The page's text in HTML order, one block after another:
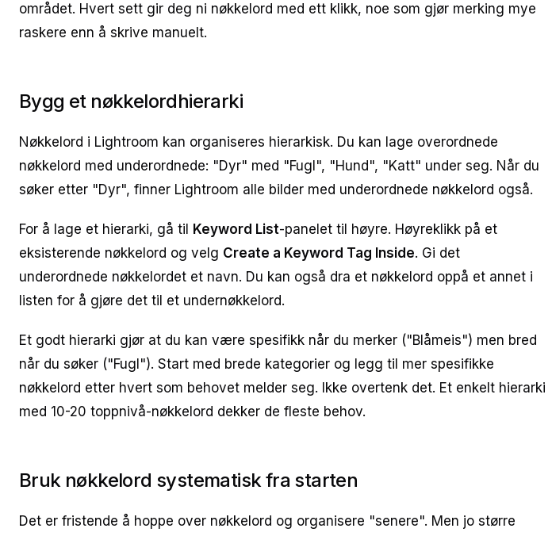
området. Hvert sett gir deg ni nøkkelord med ett klikk, noe som gjør merking mye
raskere enn å skrive manuelt.
Bygg et nøkkelordhierarki
Nøkkelord i Lightroom kan organiseres hierarkisk. Du kan lage overordnede
nøkkelord med underordnede: "Dyr" med "Fugl", "Hund", "Katt" under seg. Når du
søker etter "Dyr", finner Lightroom alle bilder med underordnede nøkkelord også.
For å lage et hierarki, gå til Keyword List-panelet til høyre. Høyreklikk på et
eksisterende nøkkelord og velg Create a Keyword Tag Inside. Gi det
underordnede nøkkelordet et navn. Du kan også dra et nøkkelord oppå et annet i
listen for å gjøre det til et undernøkkelord.
Et godt hierarki gjør at du kan være spesifikk når du merker ("Blåmeis") men bred
når du søker ("Fugl"). Start med brede kategorier og legg til mer spesifikke
nøkkelord etter hvert som behovet melder seg. Ikke overtenk det. Et enkelt hierarki
med 10-20 toppnivå-nøkkelord dekker de fleste behov.
Bruk nøkkelord systematisk fra starten
Det er fristende å hoppe over nøkkelord og organisere "senere". Men jo større